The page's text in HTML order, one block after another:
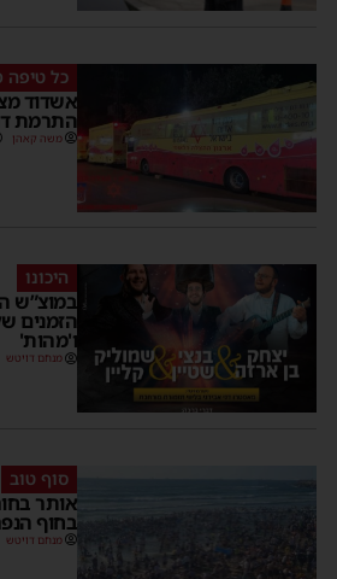
כל טיפה
אשדוד
התרמת
משה קאהן
היכונו
במוצ”ש
הזמנים
ו'מהות'
מנחם דויטש
סוף טוב
אותר
בחוף
מנחם דויטש